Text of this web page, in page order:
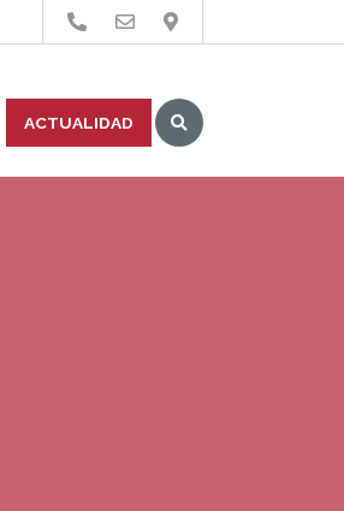
ACTUALIDAD